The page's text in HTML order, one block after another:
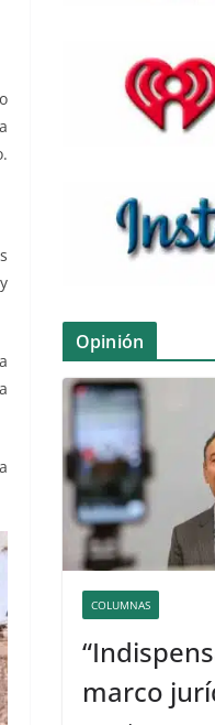
Opinión
COLUMNAS
marco